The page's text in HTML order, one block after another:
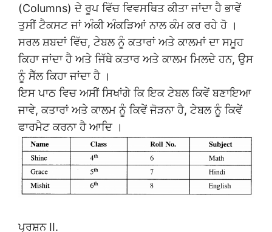
(Columns) ਦੇ ਰੂਪ ਵਿੱਚ ਵਿਵਸਥਿਤ ਕੀਤਾ ਜਾਂਦਾ ਹੈ ਭਾਵੇਂ
ਤੁਸੀਂ ਟੈਕਸਟ ਜਾਂ ਅੰਕੀ ਅੰਕੜਿਆਂ ਨਾਲ ਕੰਮ ਕਰ ਰਹੇ ਹੋ ।
ਸਰਲ ਸ਼ਬਦਾਂ ਵਿੱਚ, ਟੇਬਲ ਨੂੰ ਕਤਾਰਾਂ ਅਤੇ ਕਾਲਮਾਂ ਦਾ ਸਮੂਹ
ਕਿਹਾ ਜਾਂਦਾ ਹੈ ਅਤੇ ਜਿੱਥੇ ਕਤਾਰ ਅਤੇ ਕਾਲਮ ਮਿਲਦੇ ਹਨ, ਉਸ
ਨੂੰ ਸੈੱਲ ਕਿਹਾ ਜਾਂਦਾ ਹੈ ।
ਇਸ ਪਾਠ ਵਿਚ ਅਸੀਂ ਸਿਖਾਂਗੇ ਕਿ ਇਕ ਟੇਬਲ ਕਿਵੇਂ ਬਣਾਇਆ
ਜਾਵੇ, ਕਤਾਰਾਂ ਅਤੇ ਕਾਲਮ ਨੂੰ ਕਿਵੇਂ ਜੋੜਨਾ ਹੈ, ਟੇਬਲ ਨੂੰ ਕਿਵੇਂ
ਫਾਰਮੈਟ ਕਰਨਾ ਹੈ ਆਦਿ ।
ਪ੍ਰਸ਼ਨ II.